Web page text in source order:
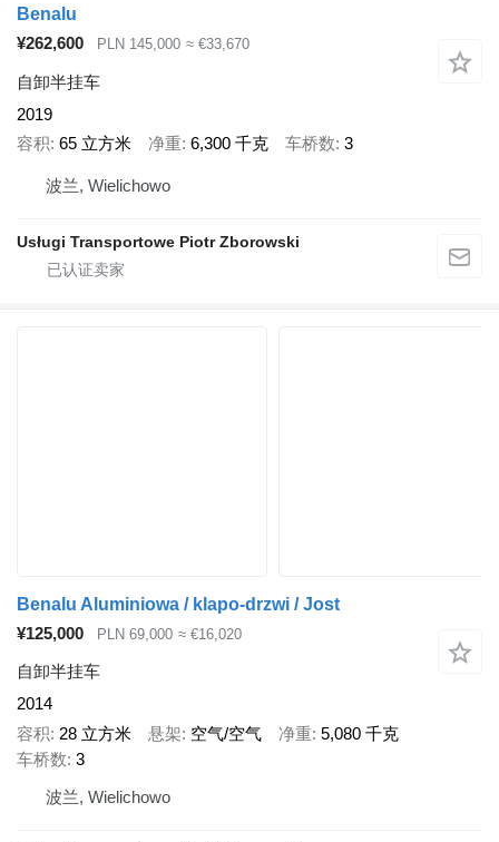
Benalu
¥262,600
PLN 145,000 ≈ €33,670
自卸半挂车
2019
容积 65 立方米 净重 6,300 千克 车桥数 3
波兰, Wielichowo
Usługi Transportowe Piotr Zborowski
Benalu Aluminiowa / klapo-drzwi / Jost
¥125,000
PLN 69,000 ≈ €16,020
自卸半挂车
2014
容积 28 立方米 悬架 空气/空气 净重 5,080 千克
车桥数 3
波兰, Wielichowo